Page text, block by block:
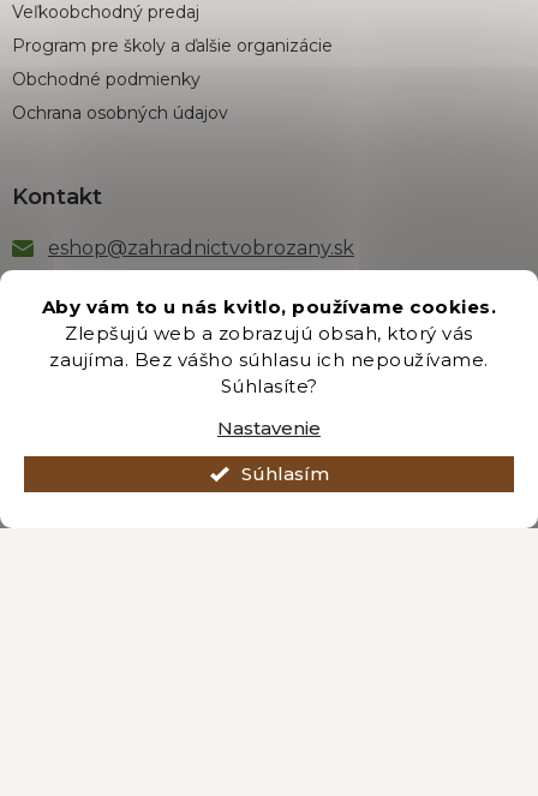
Aby vám to u nás kvitlo, používame cookies.
Zlepšujú web a zobrazujú obsah, ktorý vás
zaujíma. Bez vášho súhlasu ich nepoužívame.
Súhlasíte?
Nastavenie
Súhlasím
Veľkoobchodný predaj
Program pre školy a ďalšie organizácie
Obchodné podmienky
Ochrana osobných údajov
Kontakt
eshop@zahradnictvobrozany.sk
Odber newsletteru
Vložením e-mailu súhlasíte s podmienkamiochrany